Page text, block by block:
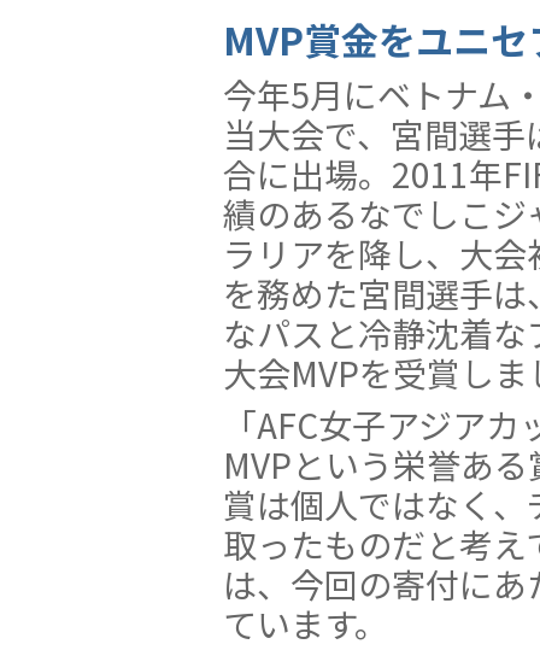
MVP賞金をユニ
今年5月にベトナム
当大会で、宮間選
合に出場。2011年
績のあるなでしこ
ラリアを降し、大
を務めた宮間選手
なパスと冷静沈着
大会MVPを受賞し
「AFC女子アジア
MVPという栄誉あ
賞は個人ではなく
取ったものだと考
は、今回の寄付に
ています。